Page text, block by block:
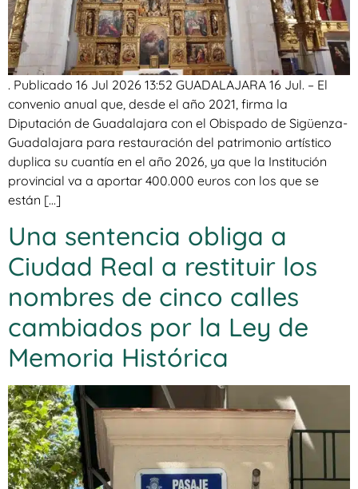
. Publicado 16 Jul 2026 13:52 GUADALAJARA 16 Jul. – El
convenio anual que, desde el año 2021, firma la
Diputación de Guadalajara con el Obispado de Sigüenza-
Guadalajara para restauración del patrimonio artístico
duplica su cuantía en el año 2026, ya que la Institución
provincial va a aportar 400.000 euros con los que se
están […]
Una sentencia obliga a
Ciudad Real a restituir los
nombres de cinco calles
cambiados por la Ley de
Memoria Histórica